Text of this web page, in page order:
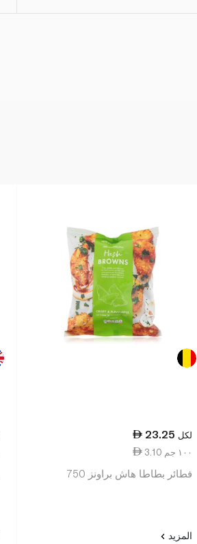
23.25 لكل
3.10 ١٠٠ جم
فطائر بطاطا هاش براونز 750
المزيد